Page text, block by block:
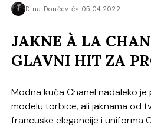
Dina Dončević 05.04.2022.
JAKNE À LA
GLAVNI HIT ZA
Modna kuća Chanel nadaleko
modelu torbice, ali jaknama od
francuske elegancije i uniforma